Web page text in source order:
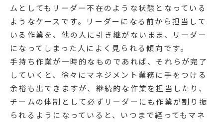
ムとしてもリーダー不在のような状態となっている
ようなケースです。リーダーになる前から担当して
いる作業を、他の人に引き継がないまま、リーダー
になってしまった人によく見られる傾向です。
手持ち作業が一時的なものであれば、それらが完了
していくと、徐々にマネジメント業務に手をつける
余裕も出てきますが、継続的な作業を担当したり、
チームの体制として必ずリーダーにも作業が割り振
られるようになっていると、いつまで経ってもマネ